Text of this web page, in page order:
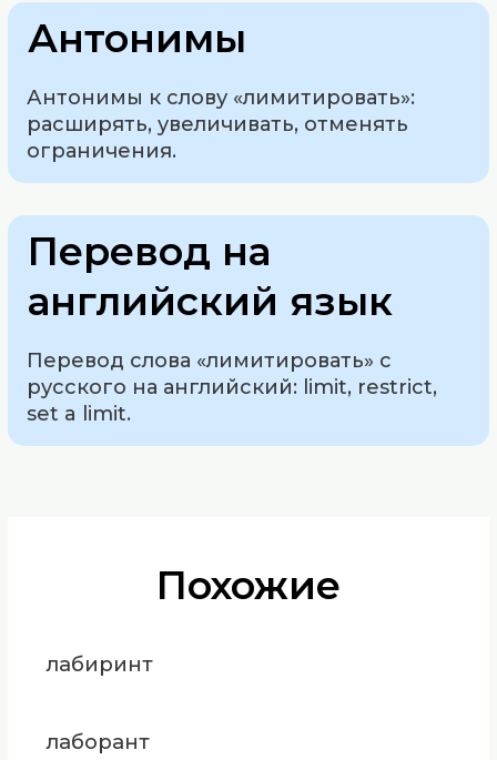
Антонимы
Антонимы к слову «лимитировать»:
расширять, увеличивать, отменять
ограничения.
Перевод на
английский язык
Перевод слова «лимитировать» с
русского на английский: limit, restrict,
set a limit.
Похожие
лабиринт
лаборант